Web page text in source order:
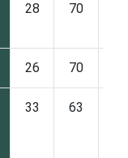
28 70
26 70
33 63